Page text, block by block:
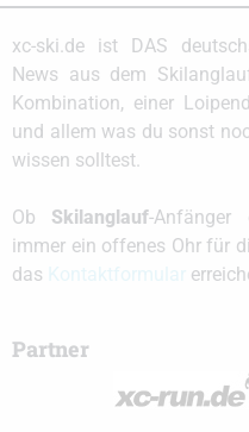
xc-ski.de ist DAS
News aus dem
Kombination, einer
und allem was du sonst
wissen solltest.
Ob Skilanglauf-Anfänger
immer ein offenes Ohr für
das
Partner